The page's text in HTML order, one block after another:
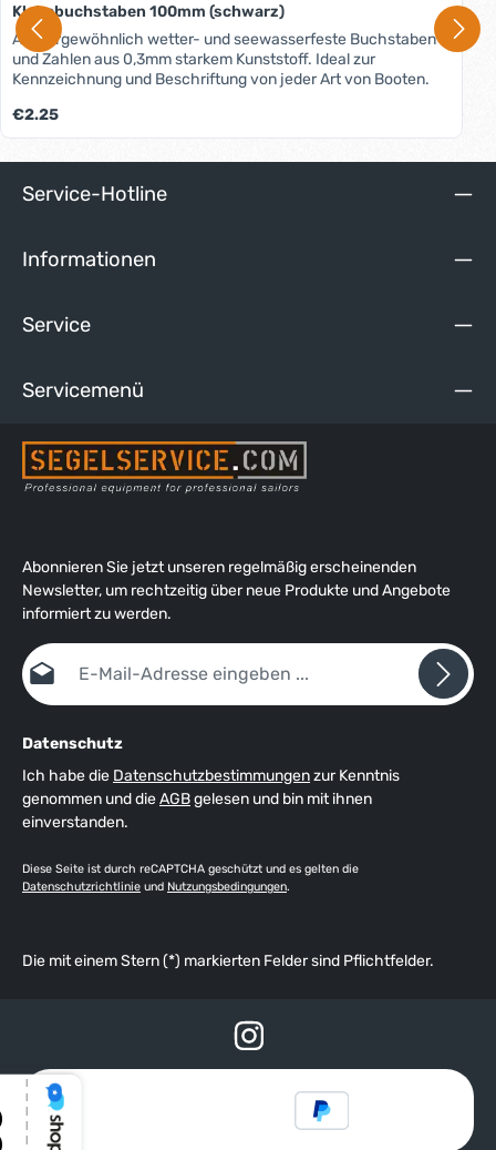
Klebebuchstaben 100mm (schwarz)
Aussergewöhnlich wetter- und seewasserfeste Buchstaben
und Zahlen aus 0,3mm starkem Kunststoff. Ideal zur
Kennzeichnung und Beschriftung von jeder Art von Booten.
Regulärer Preis:
€2.25
Service-Hotline
Informationen
Service
Servicemenü
Abonnieren Sie jetzt unseren regelmäßig erscheinenden
Newsletter, um rechtzeitig über neue Produkte und Angebote
informiert zu werden.
E-Mail-Adresse*
Datenschutz
Ich habe die Datenschutzbestimmungenzur Kenntnis
genommen und dieAGBgelesen und bin mit ihnen
einverstanden.
Diese Seite ist durch reCAPTCHA geschützt und es gelten die
Datenschutzrichtlinie und Nutzungsbedingungen.
Die mit einem Stern (*) markierten Felder sind Pflichtfelder.